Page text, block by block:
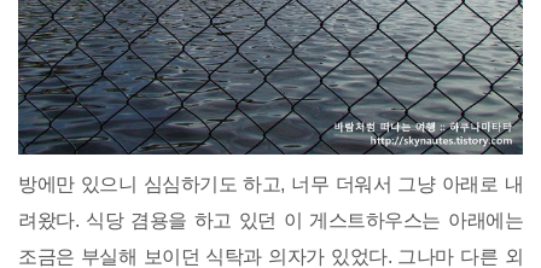
방에만 있으니 심심하기도 하고, 너무 더워서 그냥 아래로 내
려왔다. 식당 겸용을 하고 있던 이 게스트하우스는 아래에는
조금은 부실해 보이던 식탁과 의자가 있었다. 그나마 다른 외